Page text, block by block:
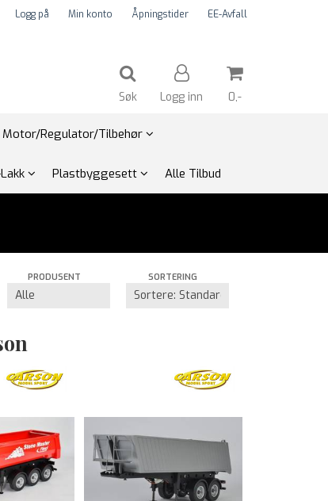
Logg på Min konto Åpningstider EE-Avfall
Søk Logg inn 0,-
Motor/Regulator/Tilbehør
Plastbyggesett Alle Tilbud
PRODUSENT SORTERING